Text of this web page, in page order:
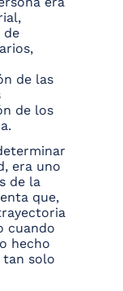
de
de las
de los
era uno
de la
que,
cuando
hecho
tan solo